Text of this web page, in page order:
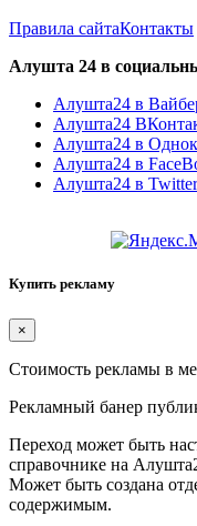
Правила сайтаКонтакты
Алушта 24 в
Алушта24 в
Алушта24
Алушта24 в
Алушта24 в
Алушта24 в Twitter
Купить рекламу
×
Стоимость рекламы в
Рекламный банер
Переход может быть
справочнике на
Может быть создана
содержимым.